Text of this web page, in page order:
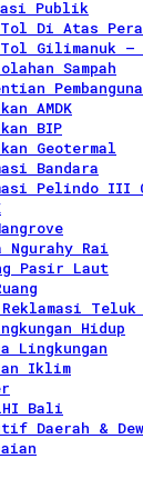
Publik
Di Atas
Gilimanuk –
Sampah
AMDK
BIP
Geotermal
Bandara
Pelindo III
Ngurahy Rai
Pasir Laut
Teluk
Hidup
Lingkungan
Iklim
Bali
Daerah &